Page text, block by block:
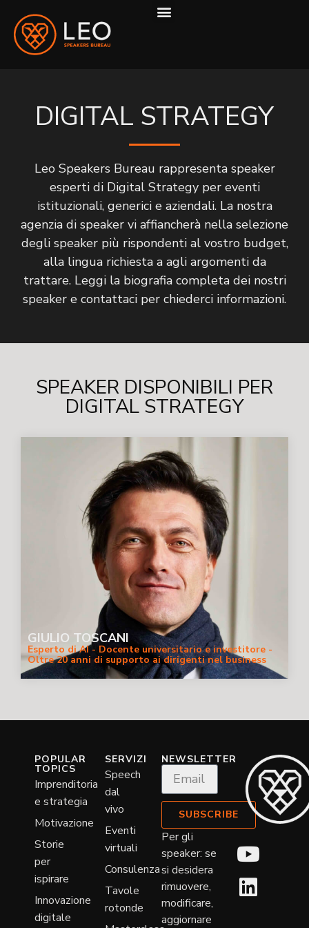
DIGITAL STRATEGY
Leo Speakers Bureau rappresenta speaker
esperti di Digital Strategy per eventi
istituzionali, generici e aziendali. La nostra
agenzia di speaker vi affiancherà nella selezione
degli speaker più rispondenti al vostro budget,
alla lingua richiesta a agli argomenti da
trattare. Leggi la biografia completa dei nostri
speaker e contattaci per chiederci informazioni.
SPEAKER DISPONIBILI PER
DIGITAL STRATEGY
GIULIO TOSCANI
Esperto di AI - Docente universitario e investitore -
Oltre 20 anni di supporto ai dirigenti nel business
digitale strategico.
POPULAR
TOPICS
Imprenditoria
e strategia
Motivazione
Storie
per
ispirare
Innovazione
digitale
SERVIZI
Speech
dal
vivo
Eventi
virtuali
Consulenza
Tavole
rotonde
NEWSLETTER
SUBSCRIBE
Per gli
speaker: se
si desidera
rimuovere,
modificare,
aggiornare